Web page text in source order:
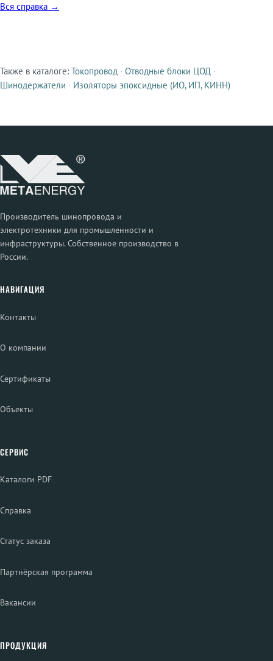
Вся справка →
Смежные продукты
Также в каталоге: Токопровод · Отводные блоки ЦОД ·
Шинодержатели · Изоляторы эпоксидные (ИО, ИП, КИНН)
Производитель шинопровода и
электротехники для промышленности и
инфраструктуры. Собственное производство в
России.
НАВИГАЦИЯ
Контакты
О компании
Сертификаты
Объекты
СЕРВИС
Каталоги PDF
Справка
Статус заказа
Партнёрская программа
Вакансии
ПРОДУКЦИЯ